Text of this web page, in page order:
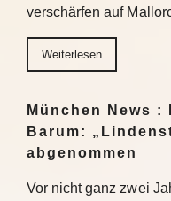
verschärfen auf
Weiterlesen
München News :
Barum:
abgenommen
Vor nicht ganz zwei